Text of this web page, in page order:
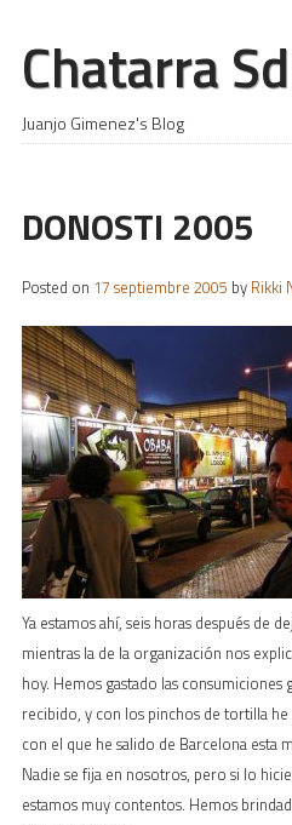
Chatarra
Juanjo Gimenez's Blog
Skip to content
DONOSTI 2005
Posted on 17 septiembre 2005 by Rikki
Ya estamos ahí, seis horas después de
mientras la de la organización nos
hoy. Hemos gastado las consumiciones
recibido, y con los pinchos de tortilla
con el que he salido de Barcelona esta
Nadie se fija en nosotros, pero si lo
estamos muy contentos. Hemos